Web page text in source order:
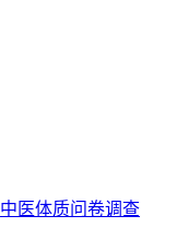
中医体质问卷调查